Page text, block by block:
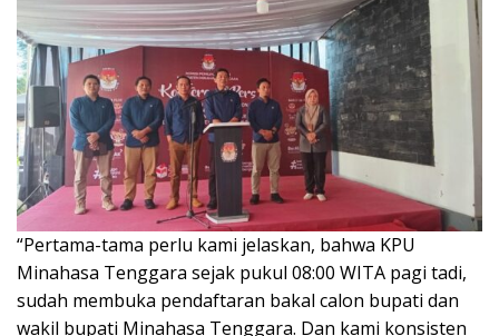
“Pertama-tama perlu kami jelaskan, bahwa KPU
Minahasa Tenggara sejak pukul 08:00 WITA pagi tadi,
sudah membuka pendaftaran bakal calon bupati dan
wakil bupati Minahasa Tenggara. Dan kami konsisten